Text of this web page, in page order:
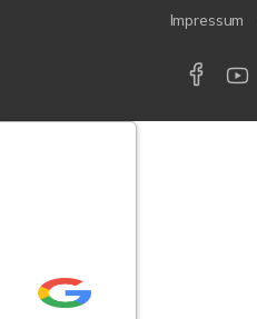
Impressum